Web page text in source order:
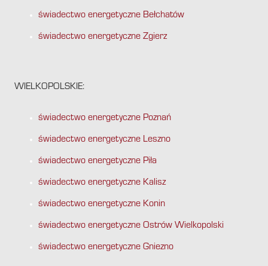
świadectwo energetyczne Bełchatów
świadectwo energetyczne Zgierz
WIELKOPOLSKIE:
świadectwo energetyczne Poznań
świadectwo energetyczne Leszno
świadectwo energetyczne Piła
świadectwo energetyczne Kalisz
świadectwo energetyczne Konin
świadectwo energetyczne Ostrów Wielkopolski
świadectwo energetyczne Gniezno